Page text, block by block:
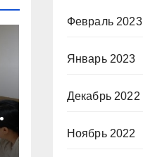
Февраль 2023
Январь 2023
Декабрь 2022
Ноябрь 2022